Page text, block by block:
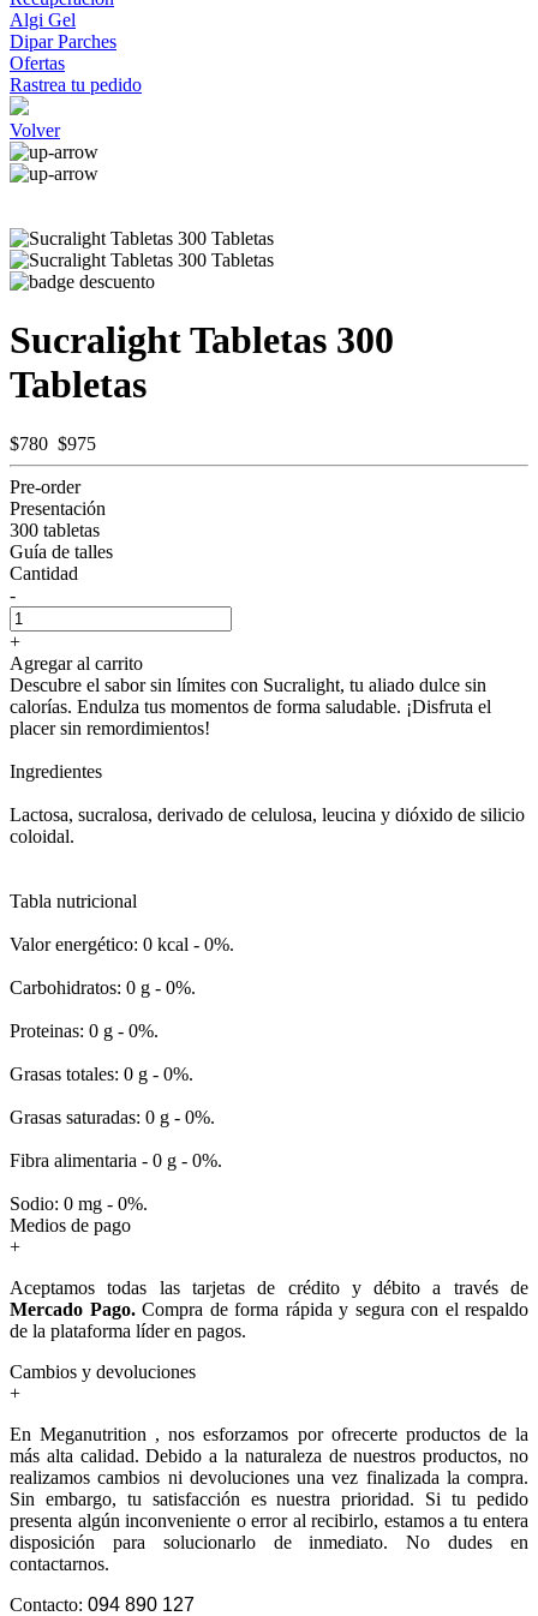
Algi Gel
Dipar Parches
Ofertas
Rastrea tu pedido
Volver
Sucralight Tabletas 300
Tabletas
$780 $975
Pre-order
Presentación
300 tabletas
Guía de talles
Cantidad
-
+
Agregar al carrito
Descubre el sabor sin límites con Sucralight, tu aliado dulce sin
calorías. Endulza tus momentos de forma saludable. ¡Disfruta el
placer sin remordimientos!
Ingredientes
Lactosa, sucralosa, derivado de celulosa, leucina y dióxido de silicio
coloidal.
Tabla nutricional
Valor energético: 0 kcal - 0%.
Carbohidratos: 0 g - 0%.
Proteinas: 0 g - 0%.
Grasas totales: 0 g - 0%.
Grasas saturadas: 0 g - 0%.
Fibra alimentaria - 0 g - 0%.
Sodio: 0 mg - 0%.
Medios de pago
+
Aceptamos todas las tarjetas de crédito y débito a través de
Mercado Pago.Compra de forma rápida y segura con el respaldo
de la plataforma líder en pagos.
Cambios y devoluciones
+
En Meganutrition , nos esforzamos por ofrecerte productos de la
más alta calidad. Debido a la naturaleza de nuestros productos, no
realizamos cambios ni devoluciones una vez finalizada la compra.
Sin embargo, tu satisfacción es nuestra prioridad. Si tu pedido
presenta algún inconveniente o error al recibirlo, estamos a tu entera
disposición para solucionarlo de inmediato. No dudes en
contactarnos.
Contacto: 094 890 127